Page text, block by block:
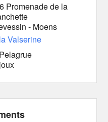
Promenade de la
- Moens
Valserine